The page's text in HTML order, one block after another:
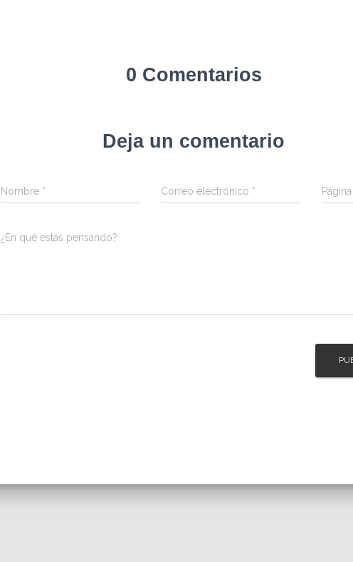
0 Comentarios
Deja un comentario
Nombre * Correo electrónico *
¿En qué estás pensando?